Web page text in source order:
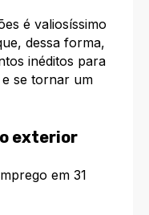
é valiosíssimo
dessa forma,
inéditos para
se tornar um
exterior
em 31